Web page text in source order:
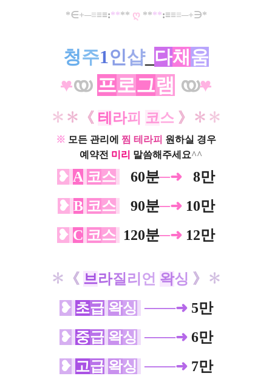
*∈+─≡≡≡:****​ ღ****:≡≡≡─+∋*
청주1인샵_ 다채 움
♥യ 프로그램 യ♥
✽ ✽ 《 테 라피 코스 》 ✽ ✽
※ 모든 관리에 찜 테라피 원하실 경우
예약전 미리 말씀해주세요^^
❥ A 코스 60분─➜
8만
❥ B 코스 90분─➜10만
❥ C 코스 120분─➜ 12만
✽ 《 브라질리 언 왁싱 》
✽
❥ 초급 왁싱 ───➜5만
❥ 중급 왁싱 ───➜6만
❥ 고급 왁싱 ───➜7만